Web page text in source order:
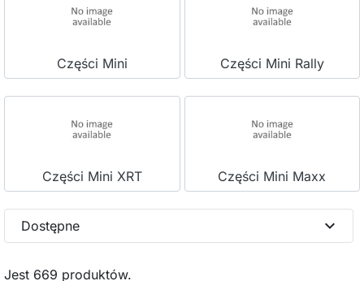
Części Mini Części Mini Rally
Części Mini XRT Części Mini Maxx
Jest 669 produktów.
Dostępne expand_more